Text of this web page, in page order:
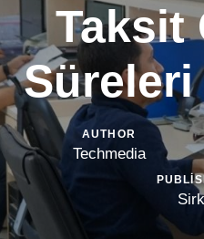
Taksit
Süreleri
AUTHOR
Techmedia